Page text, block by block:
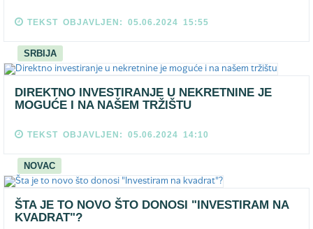
TEKST OBJAVLJEN: 05.06.2024 15:55
SRBIJA
DIREKTNO INVESTIRANJE U NEKRETNINE JE
MOGUĆE I NA NAŠEM TRŽIŠTU
TEKST OBJAVLJEN: 05.06.2024 14:10
NOVAC
ŠTA JE TO NOVO ŠTO DONOSI "INVESTIRAM NA
KVADRAT"?